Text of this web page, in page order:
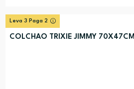
Leva 3 Paga 2
COLCHAO TRIXIE JIMMY 70X47CM